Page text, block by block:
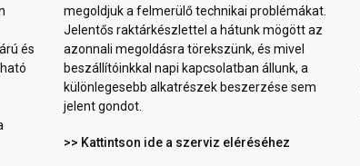
és
megoldjuk a felmerülő technikai problémákat.
Jelentős raktárkészlettel a hátunk mögött az
azonnali megoldásra törekszünk, és mivel
beszállítóinkkal napi kapcsolatban állunk, a
különlegesebb alkatrészek beszerzése sem
jelent gondot.
>> Kattintson ide a szerviz eléréséhez